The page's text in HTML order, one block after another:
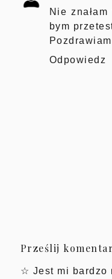
Nie
bym
Odpowiedz
Prześlij
☆ Jest mi bardzo